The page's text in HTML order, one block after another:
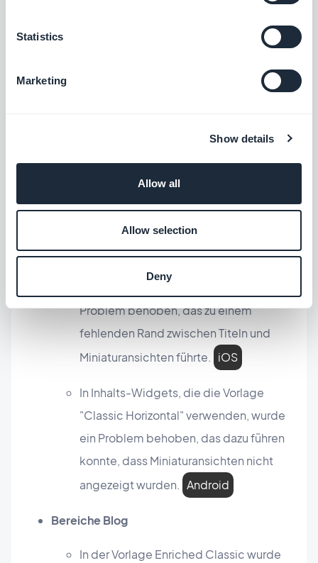
Statistics
Marketing
Show details
Allow all
Allow selection
Deny
Entdecken Sie unsere neue Vorlage
direkt auf der Startseite Lesezeichen zu
Bereich Home
Problem behoben, das zu einem
fehlenden Rand zwischen Titeln und
Miniaturansichten führte. iOS
In Inhalts-Widgets, die die Vorlage
"Classic Horizontal" verwenden, wurde
ein Problem behoben, das dazu führen
konnte, dass Miniaturansichten nicht
angezeigt wurden. Android
Bereiche Blog
In der Vorlage Enriched Classic wurde